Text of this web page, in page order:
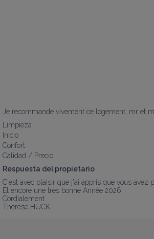
Je recommande vivement ce logement, mr et
Limpieza
Inicio
Confort
Calidad / Precio
Respuesta del propietario
C'est avec plaisir que j'ai appris que vous avez
Et encore une très bonne Année 2026
Cordialement
Thérèse HUCK